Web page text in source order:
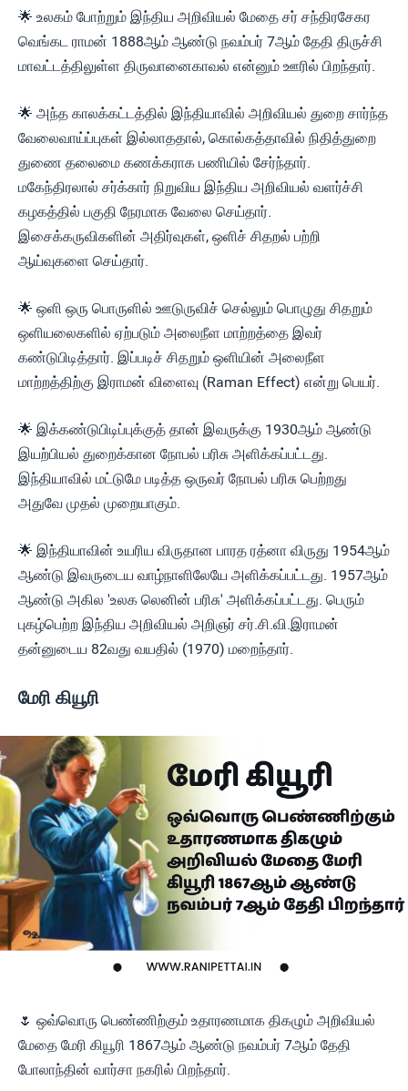
🌟 உலகம் போற்றும் இந்திய அறிவியல் மேதை சர் சந்திரசேகர
வெங்கட ராமன் 1888ஆம் ஆண்டு நவம்பர் 7ஆம் தேதி திருச்சி
மாவட்டத்திலுள்ள திருவானைகாவல் என்னும் ஊரில் பிறந்தார்.
🌟 அந்த காலக்கட்டத்தில் இந்தியாவில் அறிவியல் துறை சார்ந்த
வேலைவாய்ப்புகள் இல்லாததால், கொல்கத்தாவில் நிதித்துறை
துணை தலைமை கணக்கராக பணியில் சேர்ந்தார்.
மகேந்திரலால் சர்க்கார் நிறுவிய இந்திய அறிவியல் வளர்ச்சி
கழகத்தில் பகுதி நேரமாக வேலை செய்தார்.
இசைக்கருவிகளின் அதிர்வுகள், ஒளிச் சிதறல் பற்றி
ஆய்வுகளை செய்தார்.
🌟 ஒளி ஒரு பொருளில் ஊடுருவிச் செல்லும் பொழுது சிதறும்
ஒளியலைகளில் ஏற்படும் அலைநீள மாற்றத்தை இவர்
கண்டுபிடித்தார். இப்படிச் சிதறும் ஒளியின் அலைநீள
மாற்றத்திற்கு இராமன் விளைவு (Raman Effect) என்று பெயர்.
🌟 இக்கண்டுபிடிப்புக்குத் தான் இவருக்கு 1930ஆம் ஆண்டு
இயற்பியல் துறைக்கான நோபல் பரிசு அளிக்கப்பட்டது.
இந்தியாவில் மட்டுமே படித்த ஒருவர் நோபல் பரிசு பெற்றது
அதுவே முதல் முறையாகும்.
🌟 இந்தியாவின் உயரிய விருதான பாரத ரத்னா விருது 1954ஆம்
ஆண்டு இவருடைய வாழ்நாளிலேயே அளிக்கப்பட்டது. 1957ஆம்
ஆண்டு அகில 'உலக லெனின் பரிசு' அளிக்கப்பட்டது. பெரும்
புகழ்பெற்ற இந்திய அறிவியல் அறிஞர் சர்.சி.வி.இராமன்
தன்னுடைய 82வது வயதில் (1970) மறைந்தார்.
மேரி கியூரி
🌷 ஒவ்வொரு பெண்ணிற்கும் உதாரணமாக திகழும் அறிவியல்
மேதை மேரி கியூரி 1867ஆம் ஆண்டு நவம்பர் 7ஆம் தேதி
போலாந்தின் வார்சா நகரில் பிறந்தார்.